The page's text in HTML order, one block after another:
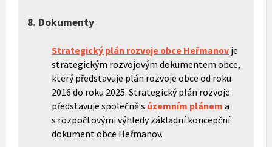
8. Dokumenty
Strategický plán rozvoje obce Heřmanov je
strategickým rozvojovým dokumentem obce,
který představuje plán rozvoje obce od roku
2016 do roku 2025. Strategický plán rozvoje
představuje společně s územním plánem a
s rozpočtovými výhledy základní koncepční
dokument obce Heřmanov.